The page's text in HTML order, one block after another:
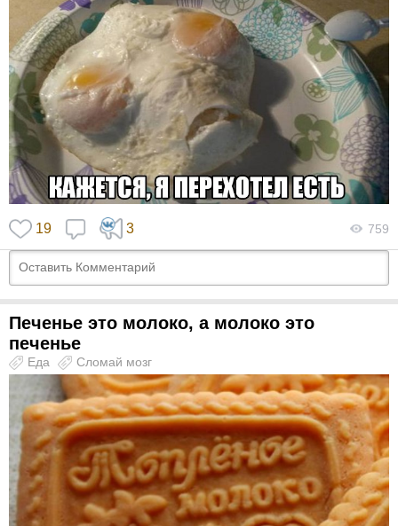
19 3 759
Печенье это молоко, а молоко это
печенье
Еда Сломай мозг